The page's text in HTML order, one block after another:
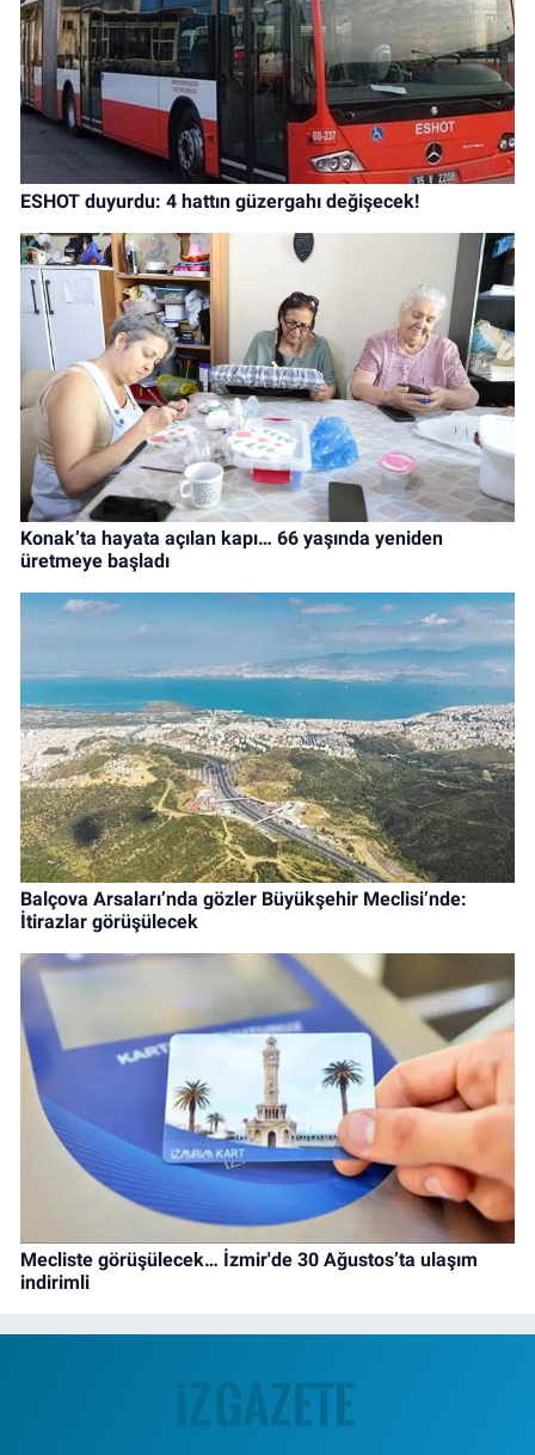
ESHOT duyurdu: 4 hattın güzergahı değişecek!
Konak’ta hayata açılan kapı… 66 yaşında yeniden
üretmeye başladı
Balçova Arsaları’nda gözler Büyükşehir Meclisi’nde:
İtirazlar görüşülecek
Mecliste görüşülecek… İzmir'de 30 Ağustos’ta ulaşım
indirimli